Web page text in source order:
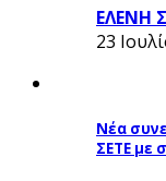
ΕΛΕΝΗ
23
Νέα
ΣΕΤΕ με